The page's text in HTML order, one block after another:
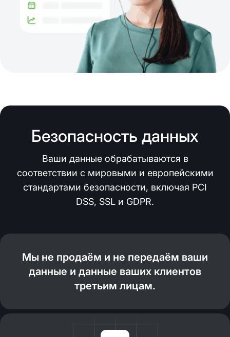
Безопасность данных
Ваши данные обрабатываются в
соответствии с мировыми и европейскими
стандартами безопасности, включая PCI
DSS, SSL и GDPR.
Мы не продаём и не передаём ваши
данные и данные ваших клиентов
третьим лицам.